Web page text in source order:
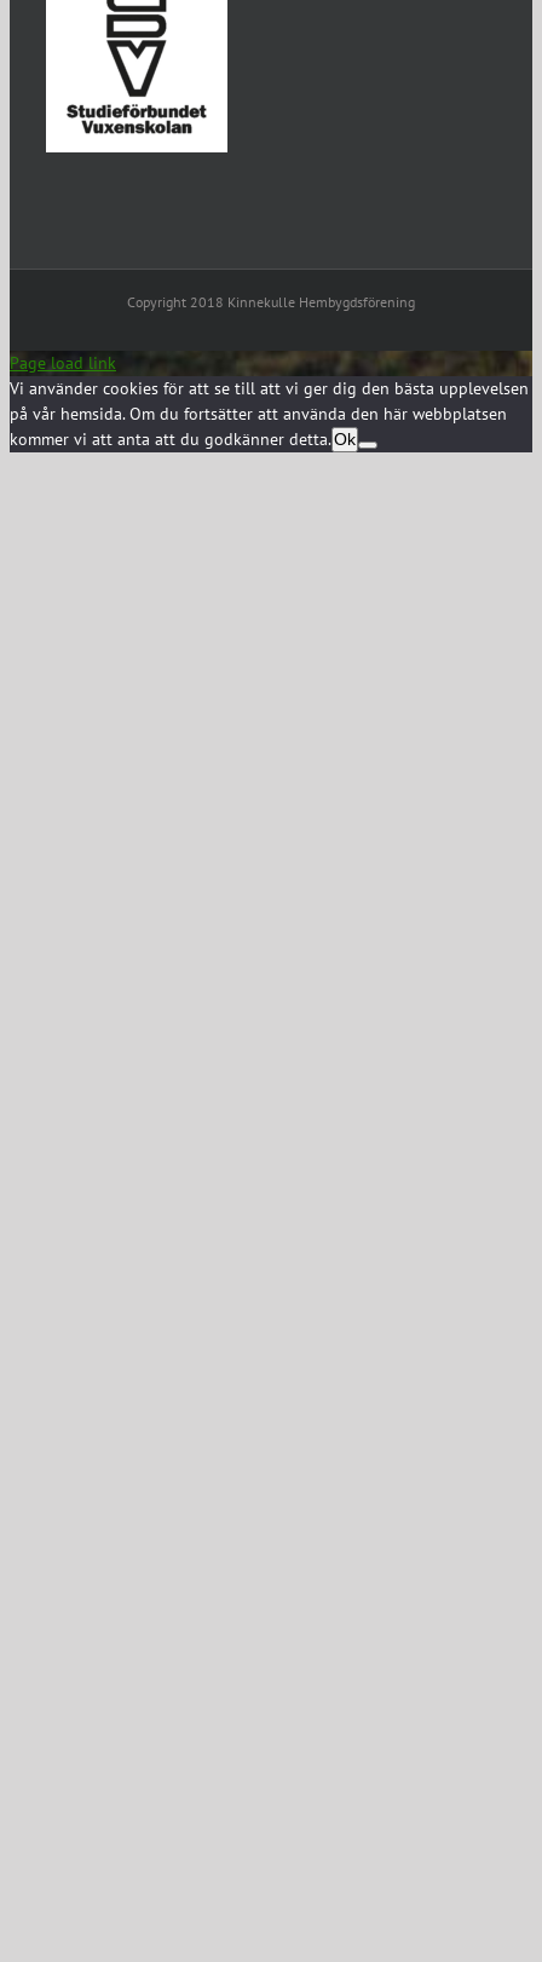
Copyright 2018 Kinnekulle Hembygdsförening
Page load link
Vi använder cookies för att se till att vi ger dig den bästa upplevelsen
på vår hemsida. Om du fortsätter att använda den här webbplatsen
kommer vi att anta att du godkänner detta.Ok